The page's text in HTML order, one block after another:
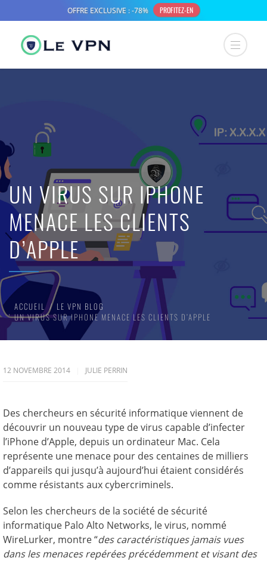
UN VIRUS SUR IPHONE
MENACE LES CLIENTS
D’APPLE
ACCUEIL
LE VPN BLOG
UN VIRUS SUR IPHONE MENACE LES CLIENTS D’APPLE
12 NOVEMBRE 2014 JULIE PERRIN
Des chercheurs en sécurité informatique viennent de
découvrir un nouveau type de virus capable d’infecter
l’iPhone d’Apple, depuis un ordinateur Mac. Cela
représente une menace pour des centaines de milliers
d’appareils qui jusqu’à aujourd’hui étaient considérés
comme résistants aux cybercriminels.
Selon les chercheurs de la société de sécurité
informatique Palo Alto Networks, le virus, nommé
WireLurker, montre “des caractéristiques jamais vues
dans les menaces repérées précédemment et visant des